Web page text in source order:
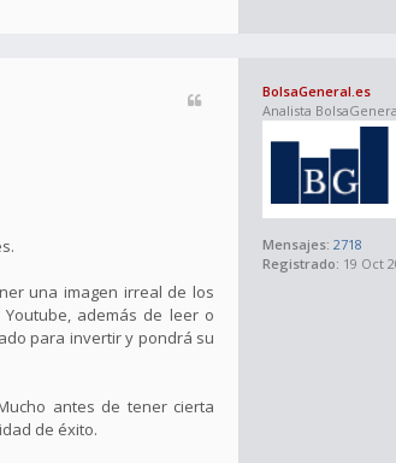
BolsaGeneral.es
Analista
Mensajes: 2718
Registrado: 19 Oct
una imagen irreal de los
además de leer o
para invertir y pondrá su
antes de tener cierta
de éxito.